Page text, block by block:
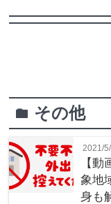
folder その他
2021/
【
象地
身も